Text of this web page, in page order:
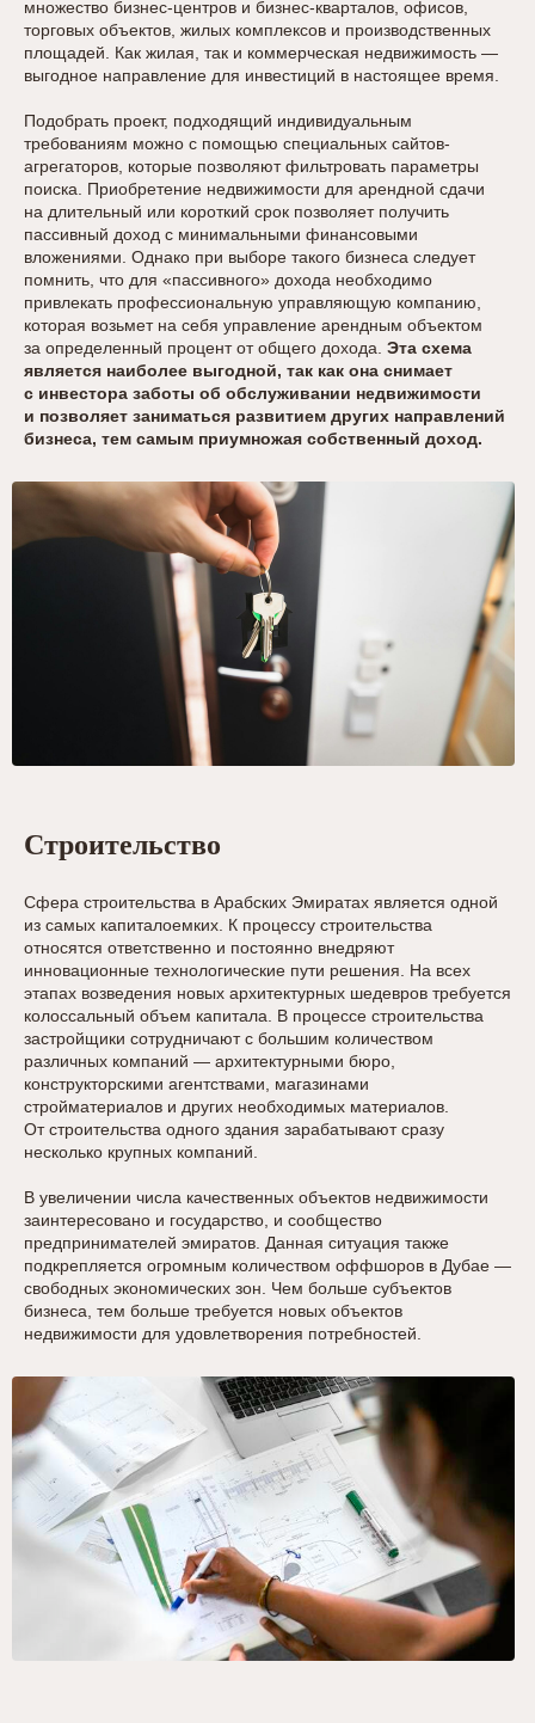
множество бизнес-центров и бизнес-кварталов, офисов,
торговых объектов, жилых комплексов и производственных
площадей. Как жилая, так и коммерческая недвижимость —
выгодное направление для инвестиций в настоящее время.
Подобрать проект, подходящий индивидуальным
требованиям можно с помощью специальных сайтов-
агрегаторов, которые позволяют фильтровать параметры
поиска. Приобретение недвижимости для арендной сдачи
на длительный или короткий срок позволяет получить
пассивный доход с минимальными финансовыми
вложениями. Однако при выборе такого бизнеса следует
помнить, что для «пассивного» дохода необходимо
привлекать профессиональную управляющую компанию,
которая возьмет на себя управление арендным объектом
за определенный процент от общего дохода. Эта схема
является наиболее выгодной, так как она снимает
с инвестора заботы об обслуживании недвижимости
и позволяет заниматься развитием других направлений
бизнеса, тем самым приумножая собственный доход.
Строительство
Сфера строительства в Арабских Эмиратах является одной
из самых капиталоемких. К процессу строительства
относятся ответственно и постоянно внедряют
инновационные технологические пути решения. На всех
этапах возведения новых архитектурных шедевров требуется
колоссальный объем капитала. В процессе строительства
застройщики сотрудничают с большим количеством
различных компаний — архитектурными бюро,
конструкторскими агентствами, магазинами
стройматериалов и других необходимых материалов.
От строительства одного здания зарабатывают сразу
несколько крупных компаний.
В увеличении числа качественных объектов недвижимости
заинтересовано и государство, и сообщество
предпринимателей эмиратов. Данная ситуация также
подкрепляется огромным количеством оффшоров в Дубае —
свободных экономических зон. Чем больше субъектов
бизнеса, тем больше требуется новых объектов
недвижимости для удовлетворения потребностей.